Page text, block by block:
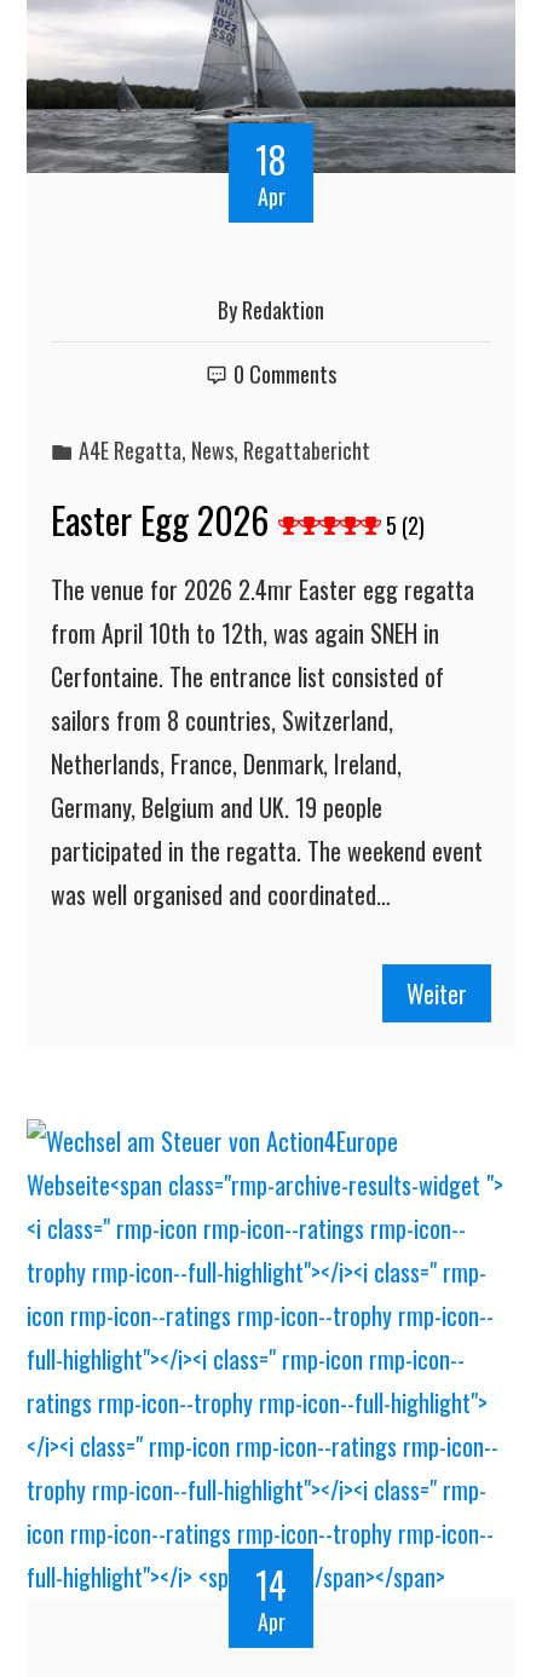
18
Apr
ByRedaktion
0 Comments
A4E Regatta, News, Regattabericht
Easter Egg 2026 5 (2)
The venue for 2026 2.4mr Easter egg regatta
from April 10th to 12th, was again SNEH in
Cerfontaine. The entrance list consisted of
sailors from 8 countries, Switzerland,
Netherlands, France, Denmark, Ireland,
Germany, Belgium and UK. 19 people
participated in the regatta. The weekend event
was well organised and coordinated…
Weiter
14
Apr